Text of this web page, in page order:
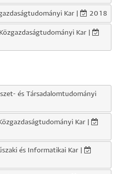
Kar | 2018
Kar |
és Társadalomtudományi
Kar |
és Informatikai Kar |